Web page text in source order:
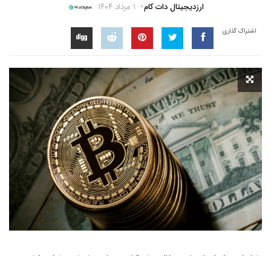
ارزدیجیتال دات کام ۱ مرداد ۱۴۰۴
اشتراک گذاری